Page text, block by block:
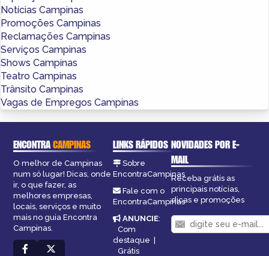
Notícias Campinas
Promoções Campinas
Reclamações Campinas
Serviços Campinas
Shows Campinas
Teatro Campinas
Trânsito Campinas
Vagas de Empregos Campinas
ENCONTRACAMPINAS
O melhor de Campinas
num só lugar! Dicas, onde
ir, o que fazer, as
melhores empresas,
locais, serviços e muito
mais no guia Encontra
Campinas.
LINKS RÁPIDOS
Sobre
EncontraCampinas
Fale com o
EncontraCampinas
ANUNCIE:
Com
destaque
Grátis
NOVIDADES POR E-
MAIL
Receba grátis as
principais notícias,
dicas e promoções